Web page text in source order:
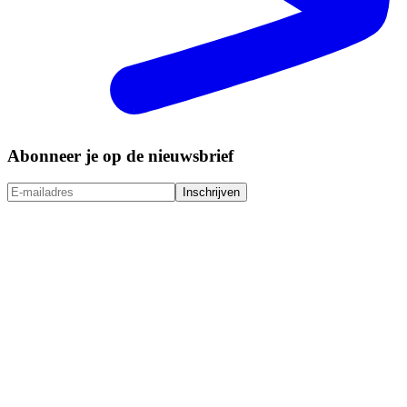
Abonneer je op de nieuwsbrief
Inschrijven